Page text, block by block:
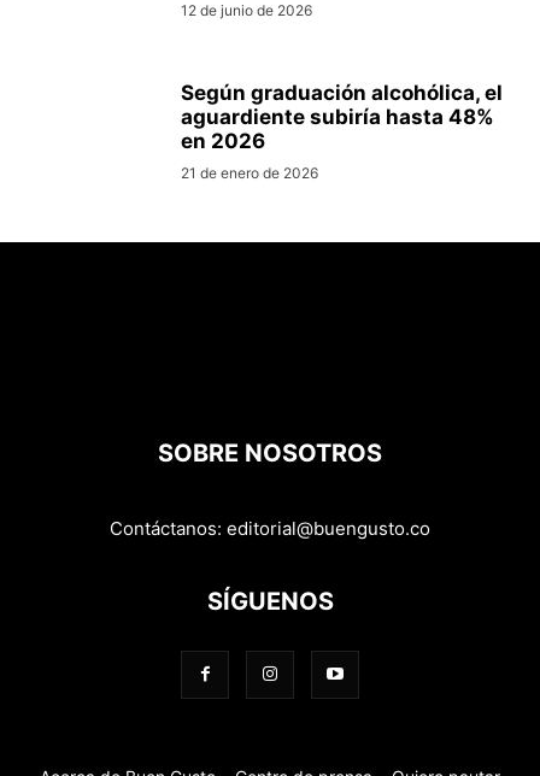
12 de junio de 2026
Según graduación alcohólica, el
aguardiente subiría hasta 48%
en 2026
21 de enero de 2026
SOBRE NOSOTROS
Contáctanos: editorial@buengusto.co
SÍGUENOS